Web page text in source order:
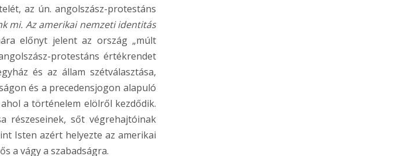
az ún. angolszász-protestáns
mi. Az amerikai nemzeti identitás
előnyt jelent az ország „múlt
protestáns értékrendet
és az állam szétválasztása,
és a precedensjogon alapuló
a történelem elölről kezdődik.
részeseinek, sőt végrehajtóinak
Isten azért helyezte az amerikai
a vágy a szabadságra.